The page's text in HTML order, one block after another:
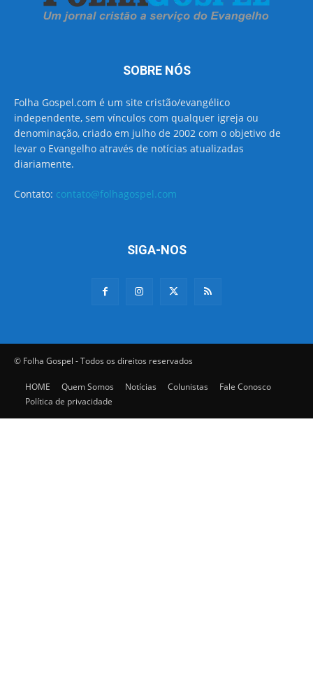
SOBRE NÓS
Folha Gospel.com é um site cristão/evangélico
independente, sem vínculos com qualquer igreja ou
denominação, criado em julho de 2002 com o objetivo de
levar o Evangelho através de notícias atualizadas
diariamente.
Contato: contato@folhagospel.com
SIGA-NOS
© Folha Gospel - Todos os direitos reservados
HOME Quem Somos Notícias Colunistas
Fale Conosco
Política de privacidade